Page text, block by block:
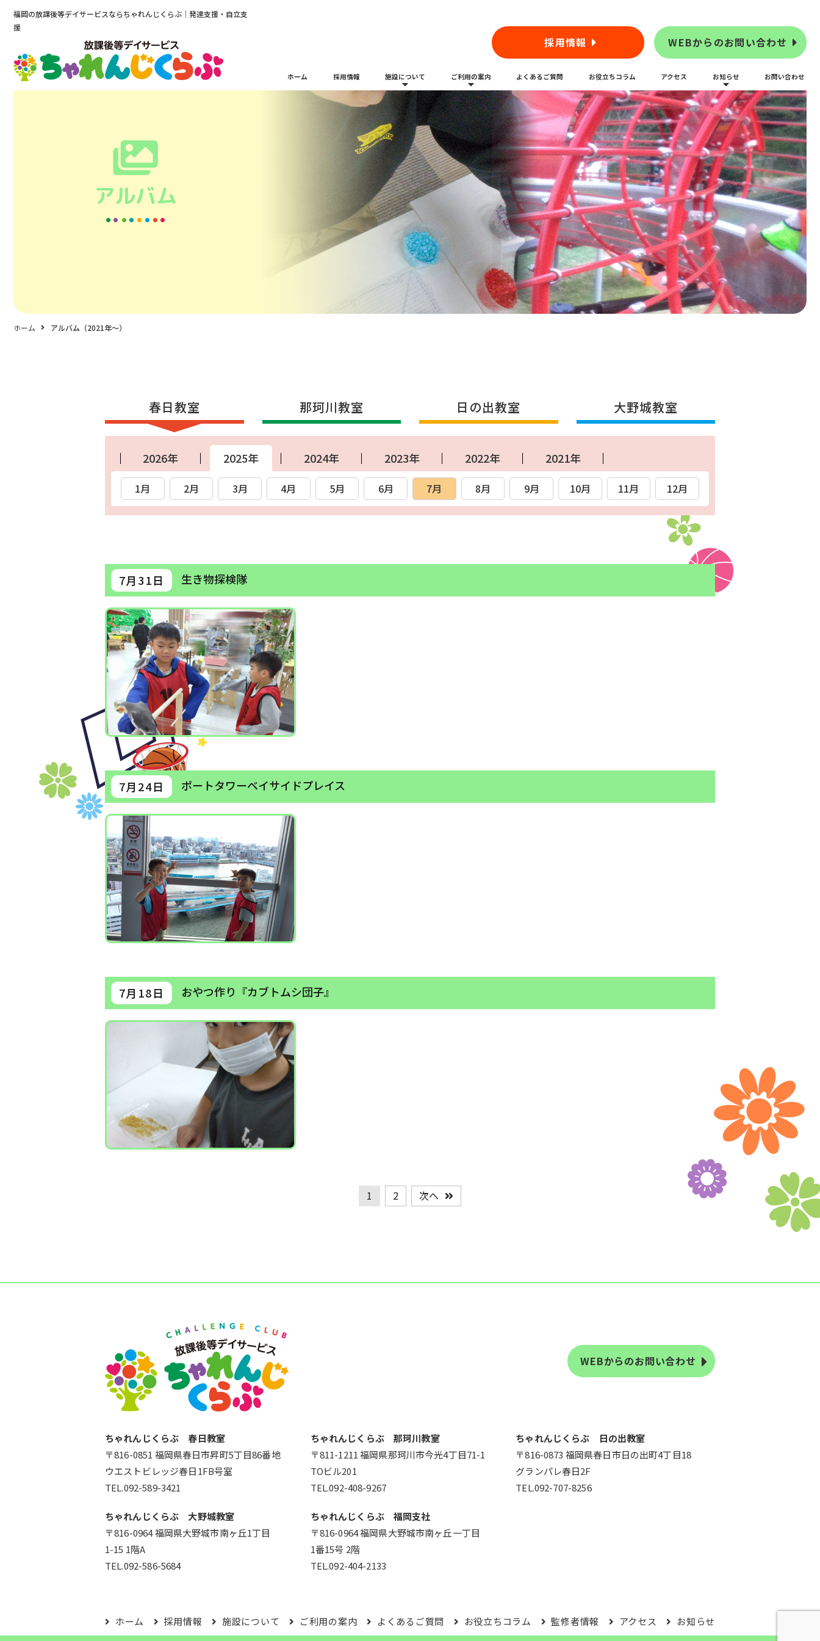
福岡の放課後等デイサービスならちゃれんじくらぶ｜発達支援・自立支
援
採用情報 WEBからのお問い合わせ
ホーム 採用情報 施設について ご利用の案内 よくあるご質問 お役立ちコラム アクセス お知らせ お問い合わせ
アルバム
ホーム アルバム（2021年〜）
春日教室 那珂川教室 日の出教室 大野城教室
2026年 2025年 2024年 2023年 2022年 2021年
1月 2月 3月 4月 5月 6月 7月 8月 9月 10月 11月 12月
7月31日 生き物探検隊
7月24日 ポートタワーベイサイドプレイス
7月18日 おやつ作り『カブトムシ団子』
1 2 次へ
WEBからのお問い合わせ
ちゃれんじくらぶ 春日教室
〒816-0851 福岡県春日市昇町5丁目86番地
ウエストビレッジ春日1FB号室
TEL.092-589-3421
ちゃれんじくらぶ 那珂川教室
〒811-1211 福岡県那珂川市今光4丁目71-1
TOビル201
TEL.092-408-9267
ちゃれんじくらぶ 日の出教室
〒816-0873 福岡県春日市日の出町4丁目18
グランパレ春日2F
TEL.092-707-8256
ちゃれんじくらぶ 大野城教室
〒816-0964 福岡県大野城市南ヶ丘1丁目
1-15 1階A
TEL.092-586-5684
ちゃれんじくらぶ 福岡支社
〒816-0964 福岡県大野城市南ヶ丘一丁目
1番15号 2階
TEL.092-404-2133
ホーム 採用情報 施設について ご利用の案内 よくあるご質問 お役立ちコラム 監修者情報 アクセス お知らせ